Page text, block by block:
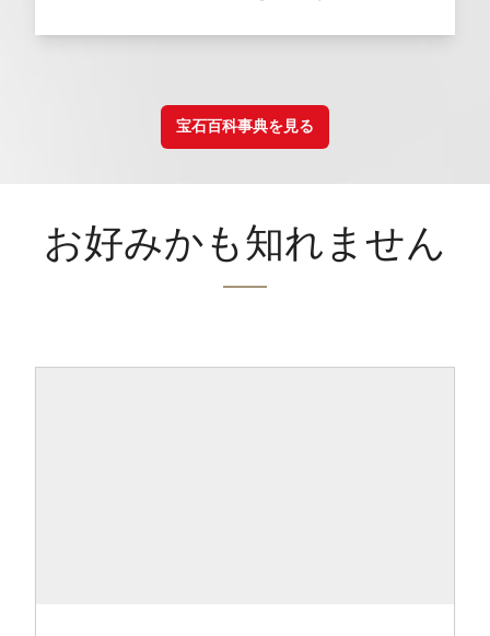
宝石百科事典を見る
お好みかも知れません